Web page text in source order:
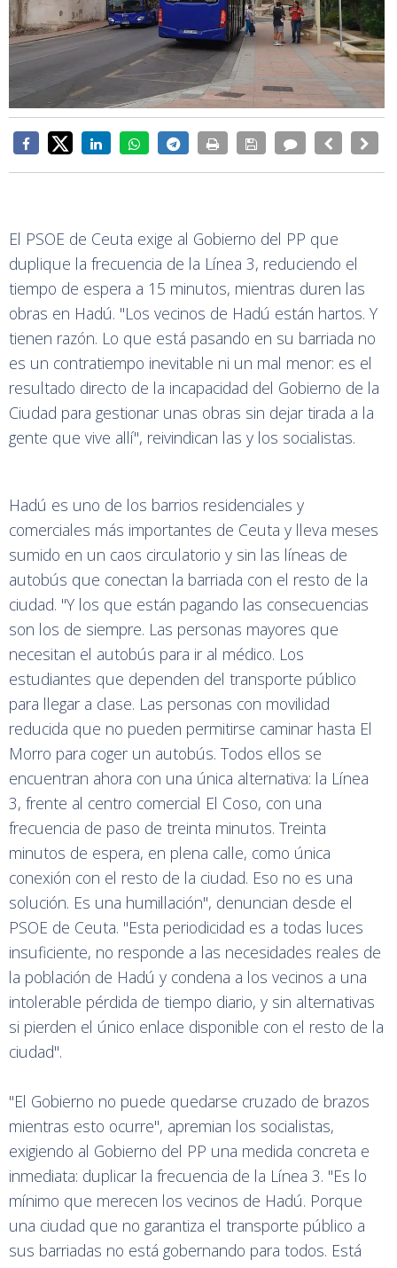
El PSOE de Ceuta exige al Gobierno del PP que
duplique la frecuencia de la Línea 3, reduciendo el
tiempo de espera a 15 minutos, mientras duren las
obras en Hadú. "Los vecinos de Hadú están hartos. Y
tienen razón. Lo que está pasando en su barriada no
es un contratiempo inevitable ni un mal menor: es el
resultado directo de la incapacidad del Gobierno de la
Ciudad para gestionar unas obras sin dejar tirada a la
gente que vive allí", reivindican las y los socialistas.
Hadú es uno de los barrios residenciales y
comerciales más importantes de Ceuta y lleva meses
sumido en un caos circulatorio y sin las líneas de
autobús que conectan la barriada con el resto de la
ciudad. "Y los que están pagando las consecuencias
son los de siempre. Las personas mayores que
necesitan el autobús para ir al médico. Los
estudiantes que dependen del transporte público
para llegar a clase. Las personas con movilidad
reducida que no pueden permitirse caminar hasta El
Morro para coger un autobús. Todos ellos se
encuentran ahora con una única alternativa: la Línea
3, frente al centro comercial El Coso, con una
frecuencia de paso de treinta minutos. Treinta
minutos de espera, en plena calle, como única
conexión con el resto de la ciudad. Eso no es una
solución. Es una humillación", denuncian desde el
PSOE de Ceuta. "Esta periodicidad es a todas luces
insuficiente, no responde a las necesidades reales de
la población de Hadú y condena a los vecinos a una
intolerable pérdida de tiempo diario, y sin alternativas
si pierden el único enlace disponible con el resto de la
ciudad".
"El Gobierno no puede quedarse cruzado de brazos
mientras esto ocurre", apremian los socialistas,
exigiendo al Gobierno del PP una medida concreta e
inmediata: duplicar la frecuencia de la Línea 3. "Es lo
mínimo que merecen los vecinos de Hadú. Porque
una ciudad que no garantiza el transporte público a
sus barriadas no está gobernando para todos. Está